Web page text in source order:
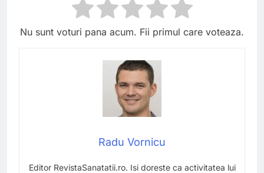
Nu sunt voturi pana acum. Fii primul care voteaza.
Radu Vornicu
Editor RevistaSanatatii.ro. Isi doreste ca activitatea lui